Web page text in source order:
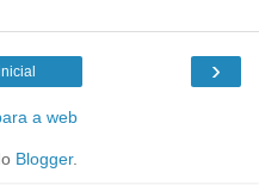
›
a web
Blogger.